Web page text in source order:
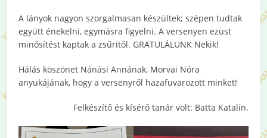
A lányok nagyon szorgalmasan készültek; szépen tudtak
együtt énekelni, egymásra figyelni. A versenyen ezüst
minősítést kaptak a zsűritől. GRATULÁLUNK Nekik!
Hálás köszönet Nánási Annának, Morvai Nóra
anyukájának, hogy a versenyről hazafuvarozott minket!
Felkészítő és kísérő tanár volt: Batta Katalin.